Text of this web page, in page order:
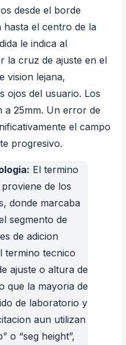
desde el borde
el centro de la
le indica al
la cruz de ajuste en el
vision lejana,
ojos del usuario. Los
a 25mm. Un error de
el campo
progresivo.
El termino
proviene de los
donde marcaba
segmento de
de adicion
termino tecnico
ajuste o altura de
que la mayoria de
de laboratorio y
aun utilizan
o “seg height”,